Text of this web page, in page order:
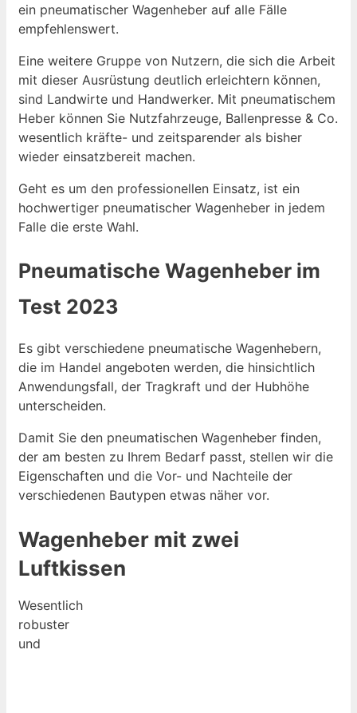
ein pneumatischer Wagenheber auf alle Fälle
empfehlenswert.
Eine weitere Gruppe von Nutzern, die sich die Arbeit
mit dieser Ausrüstung deutlich erleichtern können,
sind Landwirte und Handwerker. Mit pneumatischem
Heber können Sie Nutzfahrzeuge, Ballenpresse & Co.
wesentlich kräfte- und zeitsparender als bisher
wieder einsatzbereit machen.
Geht es um den professionellen Einsatz, ist ein
hochwertiger pneumatischer Wagenheber in jedem
Falle die erste Wahl.
Pneumatische Wagenheber im
Test 2023
Es gibt verschiedene pneumatische Wagenhebern,
die im Handel angeboten werden, die hinsichtlich
Anwendungsfall, der Tragkraft und der Hubhöhe
unterscheiden.
Damit Sie den pneumatischen Wagenheber finden,
der am besten zu Ihrem Bedarf passt, stellen wir die
Eigenschaften und die Vor- und Nachteile der
verschiedenen Bautypen etwas näher vor.
Wagenheber mit zwei
Luftkissen
Wesentlich
robuster
und